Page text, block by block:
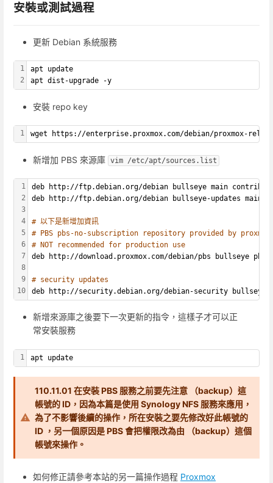
安裝或測試過程
更新 Debian 系統服務
1
2
apt update
apt dist-upgrade -y
安裝 repo key
1 wget https://enterprise.proxmox.com/debian/proxmox-
新增加 PBS 來源庫 vim /etc/apt/sources.list
1
2
3
4
5
6
7
8
9
10
deb http://ftp.debian.org/debian bullseye main contrib
deb http://ftp.debian.org/debian bullseye-updates main
# 以下是新增加資訊
# PBS pbs-no-subscription repository provided by
# NOT recommended for production use
deb http://download.proxmox.com/debian/pbs bullseye
# security updates
deb http://security.debian.org/debian-security
新增來源庫之後要下一次更新的指令，這樣子才可以正
常安裝服務
1 apt update
110.11.01 在安裝 PBS 服務之前要先注意 （backup）這
帳號的 ID，因為本篇是使用 Synology NFS 服務來應用，
為了不影響後續的操作，所在安裝之要先修改好此帳號的
ID ，另一個原因是 PBS 會把權限改為由 （backup）這個
帳號來操作。
如何修正請參考本站的另一篇操作過程 Proxmox